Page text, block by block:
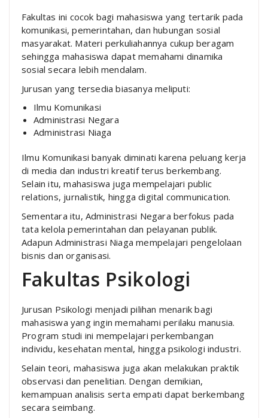
Fakultas ini cocok bagi mahasiswa yang tertarik pada
komunikasi, pemerintahan, dan hubungan sosial
masyarakat. Materi perkuliahannya cukup beragam
sehingga mahasiswa dapat memahami dinamika
sosial secara lebih mendalam.
Jurusan yang tersedia biasanya meliputi:
Ilmu Komunikasi
Administrasi Negara
Administrasi Niaga
Ilmu Komunikasi banyak diminati karena peluang kerja
di media dan industri kreatif terus berkembang.
Selain itu, mahasiswa juga mempelajari public
relations, jurnalistik, hingga digital communication.
Sementara itu, Administrasi Negara berfokus pada
tata kelola pemerintahan dan pelayanan publik.
Adapun Administrasi Niaga mempelajari pengelolaan
bisnis dan organisasi.
Fakultas Psikologi
Jurusan Psikologi menjadi pilihan menarik bagi
mahasiswa yang ingin memahami perilaku manusia.
Program studi ini mempelajari perkembangan
individu, kesehatan mental, hingga psikologi industri.
Selain teori, mahasiswa juga akan melakukan praktik
observasi dan penelitian. Dengan demikian,
kemampuan analisis serta empati dapat berkembang
secara seimbang.